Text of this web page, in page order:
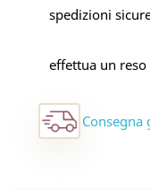
spedizioni
effettua un reso